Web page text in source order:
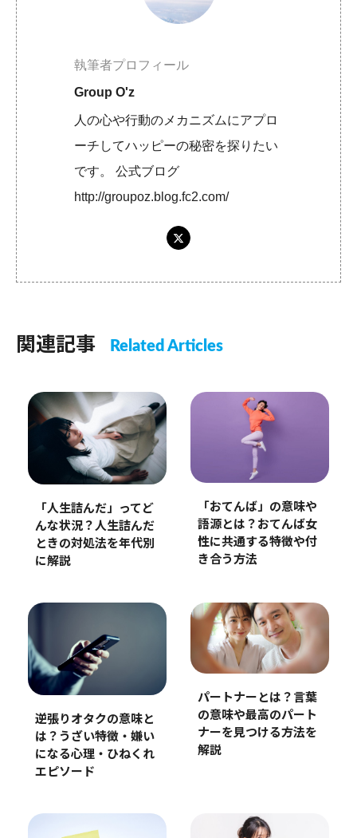
執筆者プロフィール
Group O'z
人の心や行動のメカニズムにアプロ
ーチしてハッピーの秘密を探りたい
です。 公式ブログ
http://groupoz.blog.fc2.com/
関連記事 Related Articles
「人生詰んだ」ってど
んな状況？人生詰んだ
ときの対処法を年代別
に解説
「おてんば」の意味や
語源とは？おてんば女
性に共通する特徴や付
き合う方法
逆張りオタクの意味と
は？うざい特徴・嫌い
になる心理・ひねくれ
エピソード
パートナーとは？言葉
の意味や最高のパート
ナーを見つける方法を
解説